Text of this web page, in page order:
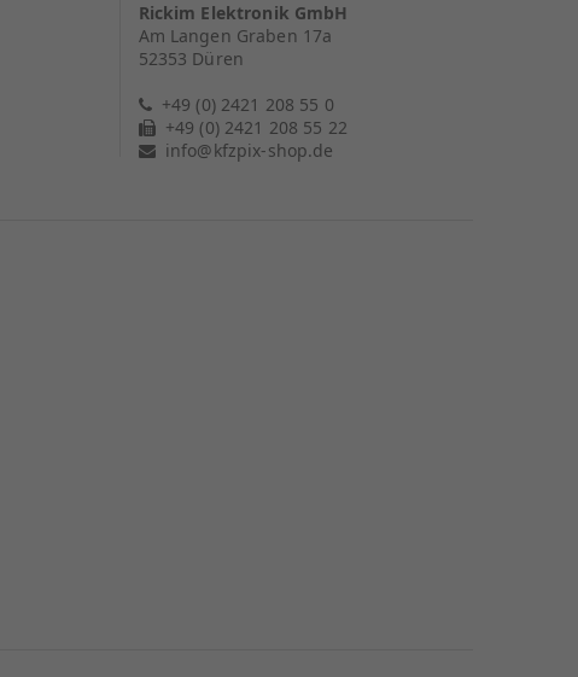
Rickim Elektronik GmbH
Am Langen Graben 17a
52353 Düren
+49 (0) 2421 208 55 0
+49 (0) 2421 208 55 22
info@kfzpix-shop.de